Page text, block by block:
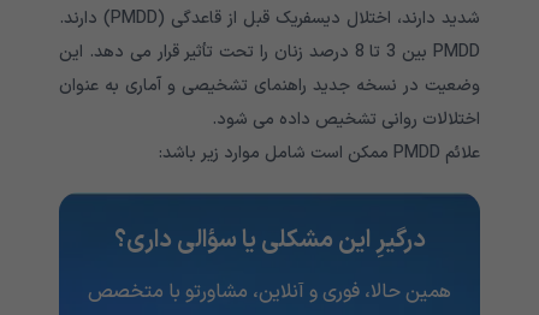
شدید دارند، اختلال دیسفریک قبل از قاعدگی (PMDD) دارند.
PMDD بین 3 تا 8 درصد زنان را تحت تأثیر قرار می دهد. این
وضعیت در نسخه جدید راهنمای تشخیصی و آماری به عنوان
اختلالات روانی تشخیص داده می شود.
علائم PMDD ممکن است شامل موارد زیر باشد:
درگیرِ این مشکلی یا سؤالی داری؟
همین حالا، فوری و آنلاین، مشاورتو با متخصص